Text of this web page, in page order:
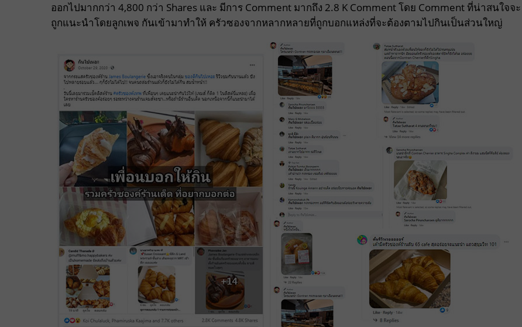
ออกไปมากกว่า 4,800 กว่า Shares และ มีการ Comment มากถึง 2.8 K Comment โดย Comment ที่น่าสนใจจะ
ถูกแนะนำโดยลูกเพจ กันเข้ามาทำให้ ครัวซองจากหลากหลายที่ถูกบอกแหล่งที่จะต้องตามไปกินเป็นส่วนใหญ่